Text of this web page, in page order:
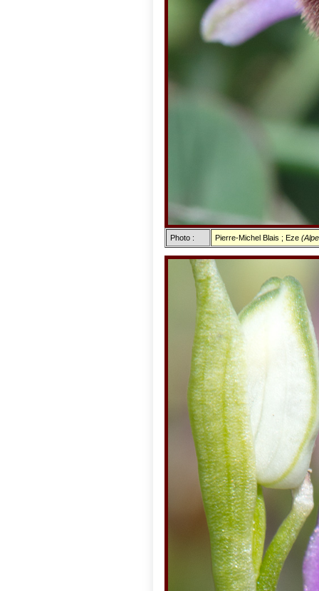
Photo : Pierre-Michel Blais ; Eze